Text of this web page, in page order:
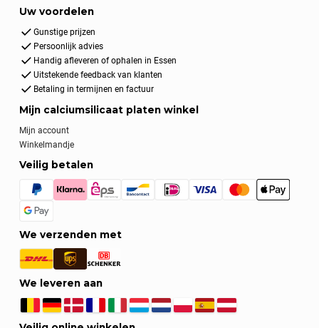
Uw voordelen
Gunstige prijzen
Persoonlijk advies
Handig afleveren of ophalen in Essen
Uitstekende feedback van klanten
Betaling in termijnen en factuur
Mijn calciumsilicaat platen winkel
Mijn account
Winkelmandje
Veilig betalen
We verzenden met
We leveren aan